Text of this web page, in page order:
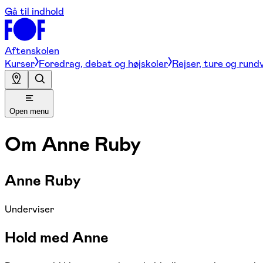
Gå til indhold
Aftenskolen
Kurser Foredrag, debat og højskoler Rejser, ture og
Open menu
Om Anne Ruby
Anne Ruby
Underviser
Hold med Anne